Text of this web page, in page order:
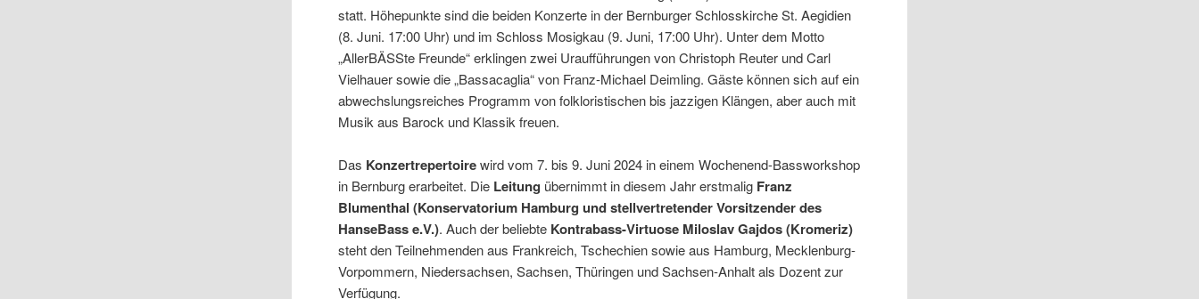
statt. Höhepunkte sind die beiden Konzerte in der Bernburger Schlosskirche St. Aegidien
(8. Juni. 17:00 Uhr) und im Schloss Mosigkau (9. Juni, 17:00 Uhr). Unter dem Motto
„AllerBÄSSte Freunde“ erklingen zwei Uraufführungen von Christoph Reuter und Carl
Vielhauer sowie die „Bassacaglia“ von Franz-Michael Deimling. Gäste können sich auf ein
abwechslungsreiches Programm von folkloristischen bis jazzigen Klängen, aber auch mit
Musik aus Barock und Klassik freuen.
Das Konzertrepertoirewird vom 7. bis 9. Juni 2024 in einem Wochenend-Bassworkshop
in Bernburg erarbeitet. Die Leitung übernimmt in diesem Jahr erstmalig Franz
Blumenthal (Konservatorium Hamburg und stellvertretender Vorsitzender des
HanseBass e.V.). Auch der beliebte Kontrabass-Virtuose Miloslav Gajdos (Kromeriz)
steht den Teilnehmenden aus Frankreich, Tschechien sowie aus Hamburg, Mecklenburg-
Vorpommern, Niedersachsen, Sachsen, Thüringen und Sachsen-Anhalt als Dozent zur
Verfügung.